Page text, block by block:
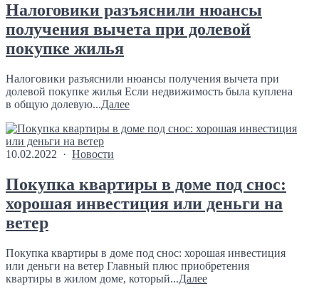
Налоговики разъяснили нюансы
получения вычета при долевой
покупке жилья
Налоговики разъяснили нюансы получения вычета при
долевой покупке жилья Если недвижимость была куплена
в общую долевую...Далее
10.02.2022 · Новости
Покупка квартиры в доме под снос:
хорошая инвестиция или деньги на
ветер
Покупка квартиры в доме под снос: хорошая инвестиция
или деньги на ветер Главный плюс приобретения
квартиры в жилом доме, который...Далее